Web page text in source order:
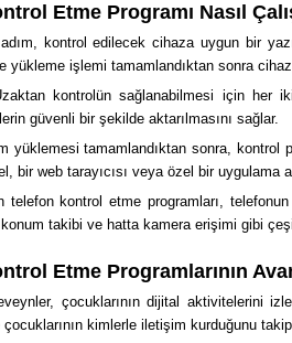
Etme Programı Nasıl
kontrol edilecek cihaza uygun bir
yükleme işlemi tamamlandıktan sonra
kontrolün sağlanabilmesi için her
güvenli bir şekilde aktarılmasını sağlar.
yüklemesi tamamlandıktan sonra, kontrol
bir web tarayıcısı veya özel bir uygulama
telefon kontrol etme programları,
takibi ve hatta kamera erişimi gibi
Etme Programlarının
çocuklarının dijital aktivitelerini
kimlerle iletişim kurduğunu